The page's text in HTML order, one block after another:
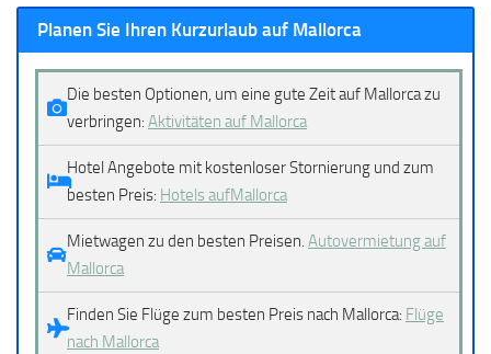
Planen Sie Ihren Kurzurlaub auf Mallorca
Die besten Optionen, um eine gute Zeit auf Mallorca zu
verbringen: Aktivitäten auf Mallorca
Hotel Angebote mit kostenloser Stornierung und zum
besten Preis: Hotels aufMallorca
Mietwagen zu den besten Preisen. Autovermietung auf
Mallorca
Finden Sie Flüge zum besten Preis nach Mallorca: Flüge
nach Mallorca